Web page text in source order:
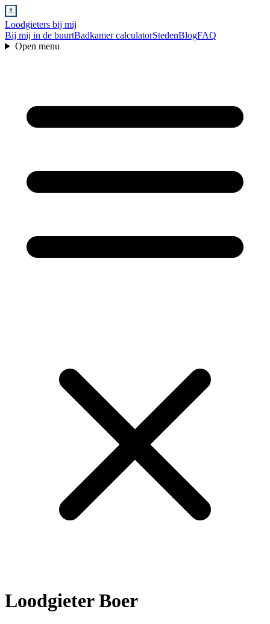
Loodgieters bij mij
Bij mij in de buurtBadkamer calculatorStedenBlogFAQ
Open menu
LoodgieterBoer